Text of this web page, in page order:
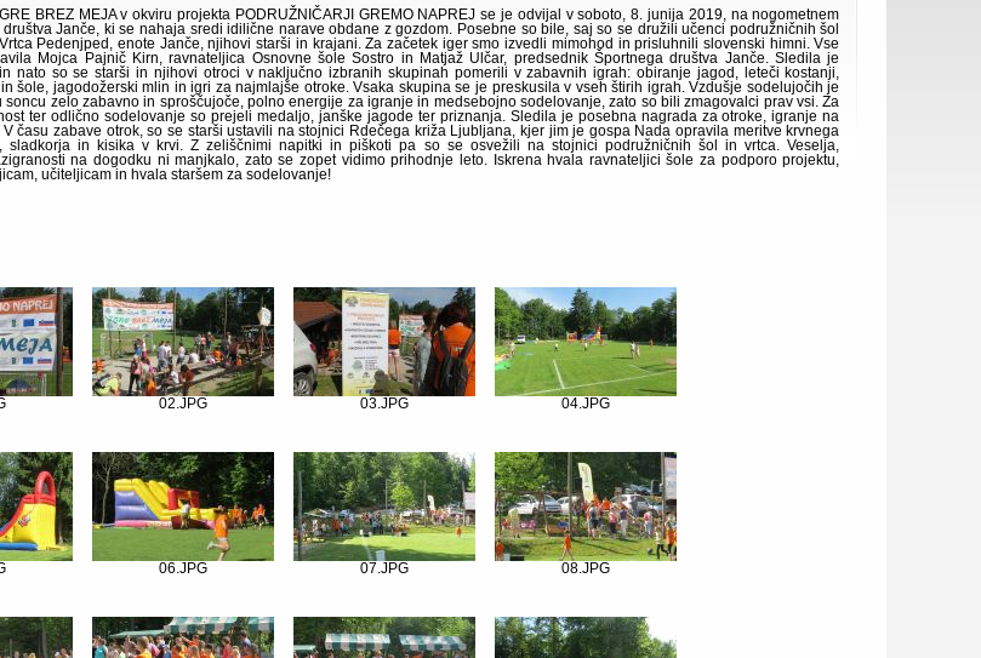
BREZ MEJA v okviru projekta PODRUŽNIČARJI GREMO NAPREJ se je odvijal v soboto, 8. junija 2019, na nogometnem
Janče, ki se nahaja sredi idilične narave obdane z gozdom. Posebne so bile, saj so se družili učenci podružničnih šol
Pedenjped, enote Janče, njihovi starši in krajani. Za začetek iger smo izvedli mimohod in prisluhnili slovenski himni. Vse
Mojca Pajnič Kirn, ravnateljica Osnovne šole Sostro in Matjaž Ulčar, predsednik Športnega društva Janče. Sledila je
nato so se starši in njihovi otroci v naključno izbranih skupinah pomerili v zabavnih igrah: obiranje jagod, leteči kostanji,
šole, jagodožerski mlin in igri za najmlajše otroke. Vsaka skupina se je preskusila v vseh štirih igrah. Vzdušje sodelujočih je
soncu zelo zabavno in sproščujoče, polno energije za igranje in medsebojno sodelovanje, zato so bili zmagovalci prav vsi. Za
ter odlično sodelovanje so prejeli medaljo, janške jagode ter priznanja. Sledila je posebna nagrada za otroke, igranje na
času zabave otrok, so se starši ustavili na stojnici Rdečega križa Ljubljana, kjer jim je gospa Nada opravila meritve krvnega
sladkorja in kisika v krvi. Z zeliščnimi napitki in piškoti pa so se osvežili na stojnici podružničnih šol in vrtca. Veselja,
na dogodku ni manjkalo, zato se zopet vidimo prihodnje leto. Iskrena hvala ravnateljici šole za podporo projektu,
učiteljicam in hvala staršem za sodelovanje!
02.JPG 03.JPG 04.JPG
06.JPG 07.JPG 08.JPG